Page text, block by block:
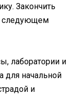
Закончить
следующем
лаборатории и
для начальной
и